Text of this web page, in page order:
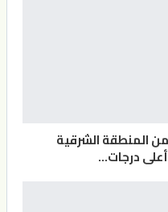
المنطقة الشرقية
درجات…